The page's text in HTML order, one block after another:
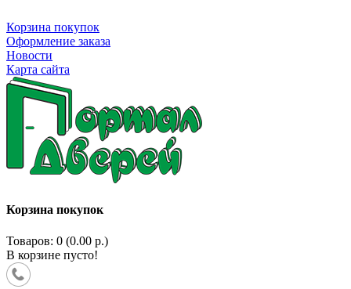
Корзина покупок
Оформление заказа
Новости
Карта сайта
Корзина покупок
Товаров: 0 (0.00 р.)
В корзине пусто!